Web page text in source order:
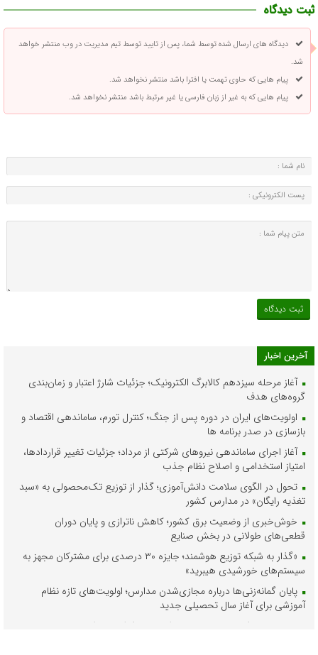
ثبت دیدگاه
دیدگاه های ارسال شده توسط شما، پس از تایید توسط تیم مدیریت در وب منتشر خواهد
شد.
پیام هایی که حاوی تهمت یا افترا باشد منتشر نخواهد شد.
پیام هایی که به غیر از زبان فارسی یا غیر مرتبط باشد منتشر نخواهد شد.
آخرین اخبار
آغاز مرحله سیزدهم کالابرگ الکترونیک؛ جزئیات شارژ اعتبار و زمان‌بندی
گروه‌های هدف
اولویت‌های ایران در دوره پس از جنگ؛ کنترل تورم، ساماندهی اقتصاد و
بازسازی در صدر برنامه ها
آغاز اجرای ساماندهی نیروهای شرکتی از مرداد؛ جزئیات تغییر قراردادها،
امتیاز استخدامی و اصلاح نظام جذب
تحول در الگوی سلامت دانش‌آموزی؛ گذار از توزیع تک‌محصولی به «سبد
تغذیه رایگان» در مدارس کشور
خوش‌خبری از وضعیت برق کشور؛ کاهش ناترازی و پایان دوران
قطعی‌های طولانی در بخش صنایع
«گذار به شبکه توزیع هوشمند؛ جایزه ۳۰ درصدی برای مشترکان مجهز به
سیستم‌های خورشیدی هیبرید»
پایان گمانه‌زنی‌ها درباره مجازی‌شدن مدارس؛ اولویت‌های تازه نظام
آموزشی برای آغاز سال تحصیلی جدید
مدیریت هوشمند زیرساخت‌های انرژی در شرایط بحرانی؛ دستاوردهای